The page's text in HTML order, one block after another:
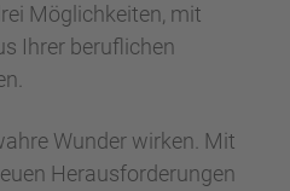
Möglichkeiten, mit
Ihrer beruflichen
Wunder wirken. Mit
Herausforderungen